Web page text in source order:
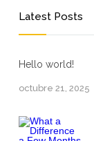
Latest Posts
Hello world!
octubre 21, 2025